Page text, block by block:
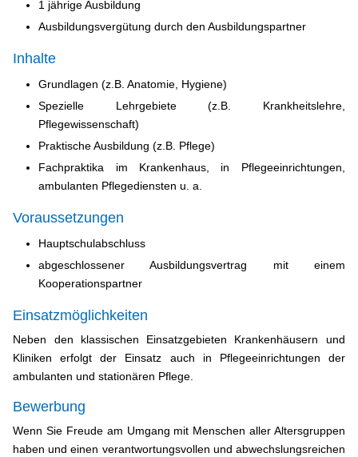
1 jährige Ausbildung
Ausbildungsvergütung durch den Ausbildungspartner
Inhalte
Grundlagen (z.B. Anatomie, Hygiene)
Spezielle Lehrgebiete (z.B. Krankheitslehre,
Pflegewissenschaft)
Praktische Ausbildung (z.B. Pflege)
Fachpraktika im Krankenhaus, in Pflegeeinrichtungen,
ambulanten Pflegediensten u. a.
Voraussetzungen
Hauptschulabschluss
abgeschlossener Ausbildungsvertrag mit einem
Kooperationspartner
Einsatzmöglichkeiten
Neben den klassischen Einsatzgebieten Krankenhäusern und
Kliniken erfolgt der Einsatz auch in Pflegeeinrichtungen der
ambulanten und stationären Pflege.
Bewerbung
Wenn Sie Freude am Umgang mit Menschen aller Altersgruppen
haben und einen verantwortungsvollen und abwechslungsreichen